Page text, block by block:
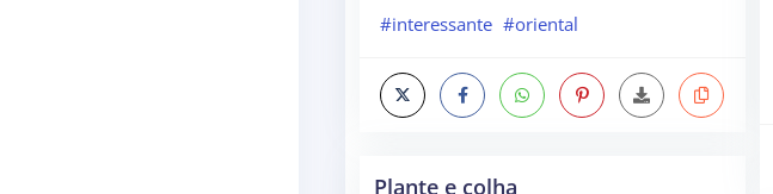
#interessante #oriental
Plante e colha